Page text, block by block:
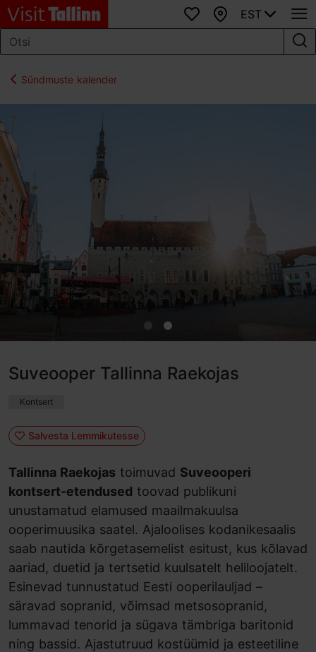
Lemmikud
Kaart
EST
Sündmuste kalender
Suveooper Tallinna Raekojas
Kontsert
Salvesta Lemmikutesse
Tallinna Raekojas toimuvad Suveooperi
kontsert-etendused toovad publikuni
unustamatud elamused maailmakuulsa
ooperimuusika saatel. Ajaloolises kodanikesaalis
saab nautida kõrgetasemelist esitust, kus kõlavad
aariad, duetid ja tertsetid kuulsatelt heliloojatelt.
Esinevad tunnustatud Eesti ooperilauljad –
säravad sopranid, võimsad metsosopranid,
lummavad tenorid ja sügava tämbriga baritonid
ning bassid. Ajastutruud kostüümid ja esteetiline